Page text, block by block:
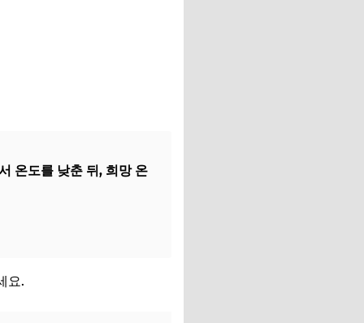
온도를 낮춘 뒤, 희망 온
요.